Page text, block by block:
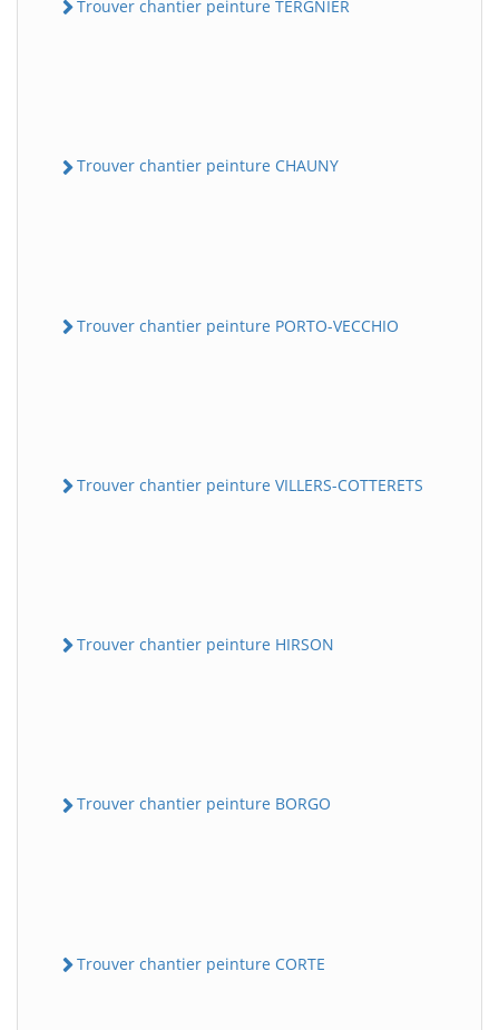
Trouver chantier peinture TERGNIER
Trouver chantier peinture CHAUNY
Trouver chantier peinture PORTO-VECCHIO
Trouver chantier peinture VILLERS-COTTERETS
Trouver chantier peinture HIRSON
Trouver chantier peinture BORGO
Trouver chantier peinture CORTE